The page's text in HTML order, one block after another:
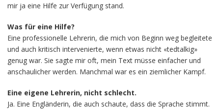
mir ja eine Hilfe zur Verfügung stand.
Was für eine Hilfe?
Eine professionelle Lehrerin, die mich von Beginn weg begleitete
und auch kritisch intervenierte, wenn etwas nicht «tedtalkig»
genug war. Sie sagte mir oft, mein Text müsse einfacher und
anschaulicher werden. Manchmal war es ein ziemlicher Kampf.
Eine eigene Lehrerin, nicht schlecht.
Ja. Eine Engländerin, die auch schaute, dass die Sprache stimmt.